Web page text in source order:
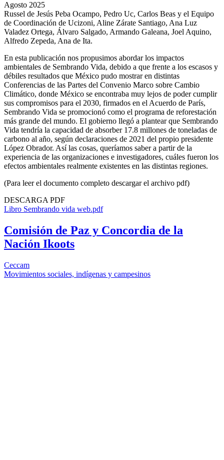
Agosto 2025
Russel de Jesús Peba Ocampo, Pedro Uc, Carlos Beas y el Equipo
de Coordinación de Ucizoni, Aline Zárate Santiago, Ana Luz
Valadez Ortega, Álvaro Salgado, Armando Galeana, Joel Aquino,
Alfredo Zepeda, Ana de Ita.
En esta publicación nos propusimos abordar los impactos
ambientales de Sembrando Vida, debido a que frente a los escasos y
débiles resultados que México pudo mostrar en distintas
Conferencias de las Partes del Convenio Marco sobre Cambio
Climático, donde México se encontraba muy lejos de poder cumplir
sus compromisos para el 2030, firmados en el Acuerdo de París,
Sembrando Vida se promocionó como el programa de reforestación
más grande del mundo. El gobierno llegó a plantear que Sembrando
Vida tendría la capacidad de absorber 17.8 millones de toneladas de
carbono al año, según declaraciones de 2021 del propio presidente
López Obrador. Así las cosas, queríamos saber a partir de la
experiencia de las organizaciones e investigadores, cuáles fueron los
efectos ambientales realmente existentes en las distintas regiones.
(Para leer el documento completo descargar el archivo pdf)
DESCARGA PDF
Libro Sembrando vida web.pdf
Comisión de Paz y Concordia de la
Nación Ikoots
Ceccam
Movimientos sociales, indígenas y campesinos